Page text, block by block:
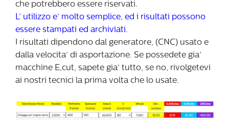
che potrebbero essere riservati.
L’ utilizzo e’ molto semplice, ed i risultati possono
essere stampati ed archiviati.
I risultati dipendono dal generatore, (CNC) usato e
dalla velocita’ di asportazione. Se possedete gia’
macchine E,cut, sapete gia’ tutto, se no, rivolgetevi
ai nostri tecnici la prima volta che lo usate.